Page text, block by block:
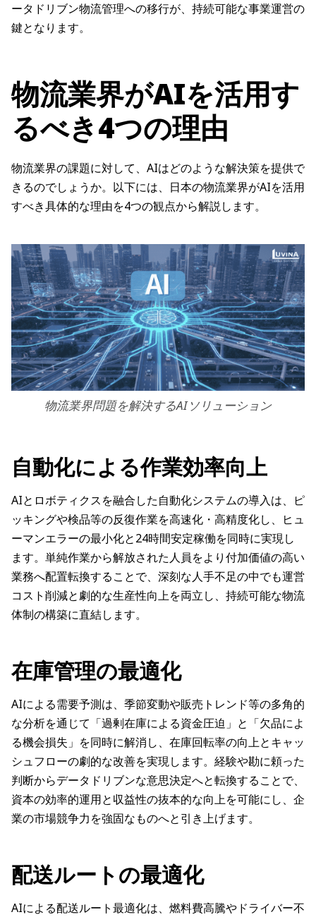
ータドリブン物流管理への移行が、持続可能な事業運営の
鍵となります。
物流業界がAIを活用す
るべき4つの理由
物流業界の課題に対して、AIはどのような解決策を提供で
きるのでしょうか。以下には、日本の物流業界がAIを活用
すべき具体的な理由を4つの観点から解説します。
物流業界問題を解決するAIソリューション
自動化による作業効率向上
AIとロボティクスを融合した自動化システムの導入は、ピ
ッキングや検品等の反復作業を高速化・高精度化し、ヒュ
ーマンエラーの最小化と24時間安定稼働を同時に実現し
ます。単純作業から解放された人員をより付加価値の高い
業務へ配置転換することで、深刻な人手不足の中でも運営
コスト削減と劇的な生産性向上を両立し、持続可能な物流
体制の構築に直結します。
在庫管理の最適化
AIによる需要予測は、季節変動や販売トレンド等の多角的
な分析を通じて「過剰在庫による資金圧迫」と「欠品によ
る機会損失」を同時に解消し、在庫回転率の向上とキャッ
シュフローの劇的な改善を実現します。経験や勘に頼った
判断からデータドリブンな意思決定へと転換することで、
資本の効率的運用と収益性の抜本的な向上を可能にし、企
業の市場競争力を強固なものへと引き上げます。
配送ルートの最適化
AIによる配送ルート最適化は、燃料費高騰やドライバー不